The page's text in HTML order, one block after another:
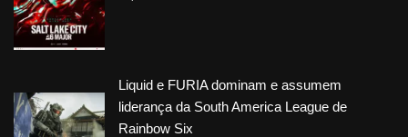
Liquid e FURIA dominam e assumem
liderança da South America League de
Rainbow Six